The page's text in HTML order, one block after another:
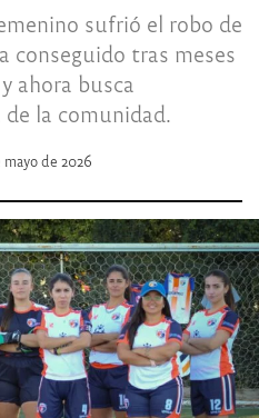
sufrió el robo de
conseguido tras meses
ahora busca
la comunidad.
mayo de 2026